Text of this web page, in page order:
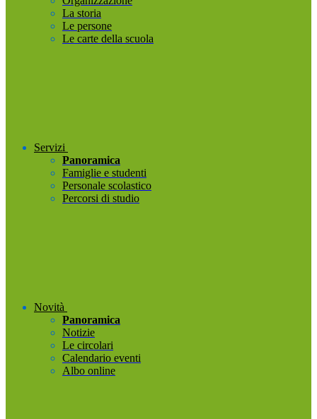
La storia
Le persone
Le carte della scuola
Servizi
Panoramica
Famiglie e studenti
Personale scolastico
Percorsi di studio
Novità
Panoramica
Notizie
Le circolari
Calendario eventi
Albo online